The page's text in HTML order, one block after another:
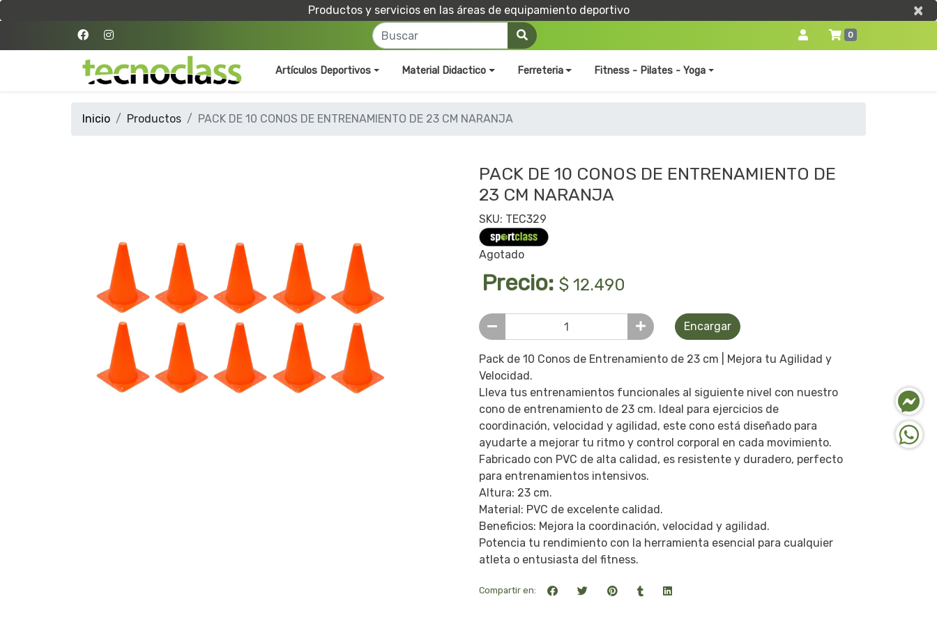
Productos y servicios en las áreas de equipamiento deportivo ×
×
0
Artículos Deportivos Material Didactico Ferreteria Fitness - Pilates - Yoga
Inicio Productos PACK DE 10 CONOS DE ENTRENAMIENTO DE 23 CM NARANJA
PACK DE 10 CONOS DE ENTRENAMIENTO DE
23 CM NARANJA
SKU: TEC329
Agotado
Precio: $ 12.490
Encargar
Pack de 10 Conos de Entrenamiento de 23 cm | Mejora tu Agilidad y
Velocidad.
Lleva tus entrenamientos funcionales al siguiente nivel con nuestro
cono de entrenamiento de 23 cm. Ideal para ejercicios de
coordinación, velocidad y agilidad, este cono está diseñado para
ayudarte a mejorar tu ritmo y control corporal en cada movimiento.
Fabricado con PVC de alta calidad, es resistente y duradero, perfecto
para entrenamientos intensivos.
Altura: 23 cm.
Material: PVC de excelente calidad.
Beneficios: Mejora la coordinación, velocidad y agilidad.
Potencia tu rendimiento con la herramienta esencial para cualquier
atleta o entusiasta del fitness.
Compartir en: